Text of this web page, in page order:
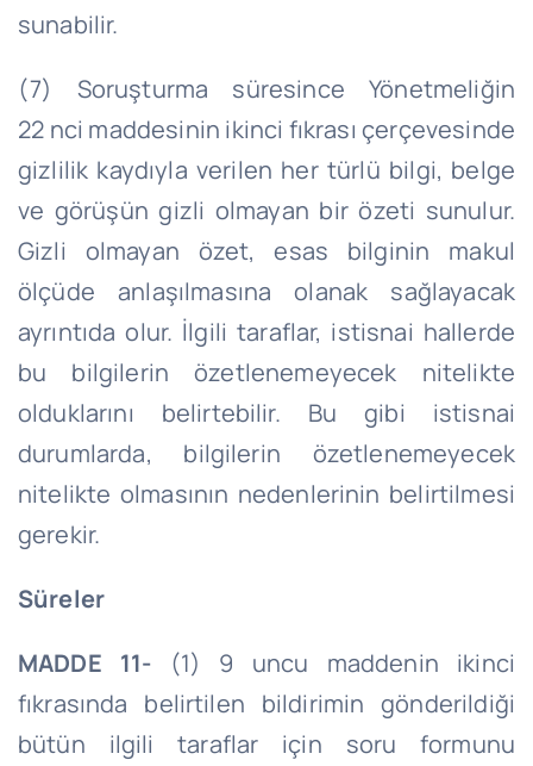
sunabilir.
(7) Soruşturma süresince Yönetmeliğin
22 nci maddesinin ikinci fıkrası çerçevesinde
gizlilik kaydıyla verilen her türlü bilgi, belge
ve görüşün gizli olmayan bir özeti sunulur.
Gizli olmayan özet, esas bilginin makul
ölçüde anlaşılmasına olanak sağlayacak
ayrıntıda olur. İlgili taraflar, istisnai hallerde
bu bilgilerin özetlenemeyecek nitelikte
olduklarını belirtebilir. Bu gibi istisnai
durumlarda, bilgilerin özetlenemeyecek
nitelikte olmasının nedenlerinin belirtilmesi
gerekir.
Süreler
MADDE 11- (1) 9 uncu maddenin ikinci
fıkrasında belirtilen bildirimin gönderildiği
bütün ilgili taraflar için soru formunu